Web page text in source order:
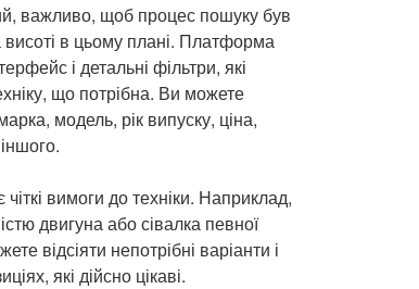
важливо, щоб процес пошуку був
висоті в цьому плані. Платформа
і детальні фільтри, які
що потрібна. Ви можете
модель, рік випуску, ціна,
вимоги до техніки. Наприклад,
двигуна або сівалка певної
відсіяти непотрібні варіанти і
які дійсно цікаві.